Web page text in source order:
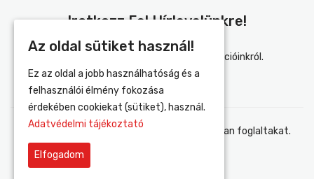
Iratkozz Fel Hírlevelünkre!
Értesülj elsőként újdonságainkról és akcióinkról.
Elfogadom az adatvédelmi tájékoztatóban foglaltakat.
Az oldal sütiket használ!
Ez az oldal a jobb használhatóság és a
felhasználói élmény fokozása
érdekében cookiekat (sütiket), használ.
Adatvédelmi tájékoztató
Elfogadom